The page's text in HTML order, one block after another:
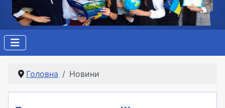
Головна Новини